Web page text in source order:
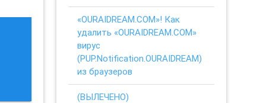
«OURAIDREAM.COM»! Как
удалить «OURAIDREAM.COM»
вирус
(PUP.Notification.OURAIDREAM)
из браузеров
(ВЫЛЕЧЕНО)